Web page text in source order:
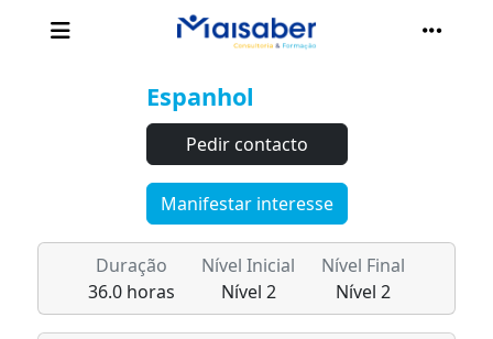
Espanhol
Manifestar interesse
Pedir contacto
Duração
36.0 horas
Nível Inicial
Nível 2
Nível Final
Nível 2